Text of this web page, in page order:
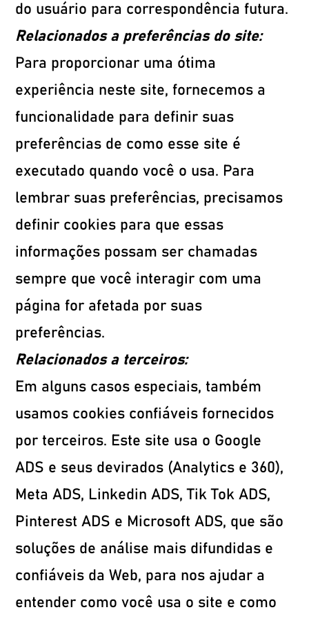
do usuário para correspondência futura.
Relacionados a preferências do site:
Para proporcionar uma ótima
experiência neste site, fornecemos a
funcionalidade para definir suas
preferências de como esse site é
executado quando você o usa. Para
lembrar suas preferências, precisamos
definir cookies para que essas
informações possam ser chamadas
sempre que você interagir com uma
página for afetada por suas
preferências.
Relacionados a terceiros:
Em alguns casos especiais, também
usamos cookies confiáveis fornecidos
por terceiros. Este site usa o Google
ADS e seus devirados (Analytics e 360),
Meta ADS, Linkedin ADS, Tik Tok ADS,
Pinterest ADS e Microsoft ADS, que são
soluções de análise mais difundidas e
confiáveis ​​da Web, para nos ajudar a
entender como você usa o site e como